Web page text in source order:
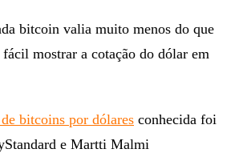
bitcoin valia muito menos do que
mostrar a cotação do dólar em
bitcoins por dólares conhecida foi
e Martti Malmi